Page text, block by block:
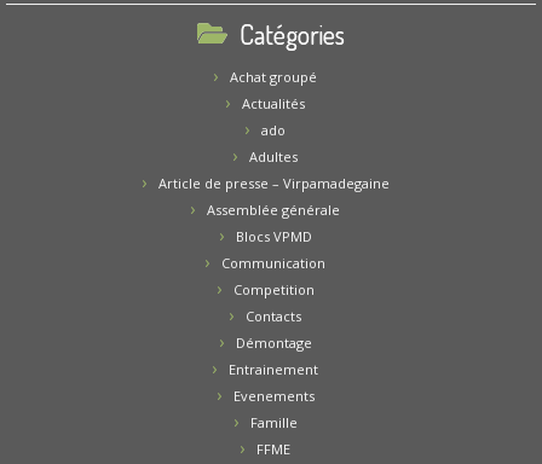
Catégories
Achat groupé
Actualités
ado
Adultes
Article de presse – Virpamadegaine
Assemblée générale
Blocs VPMD
Communication
Competition
Contacts
Démontage
Entrainement
Evenements
Famille
FFME